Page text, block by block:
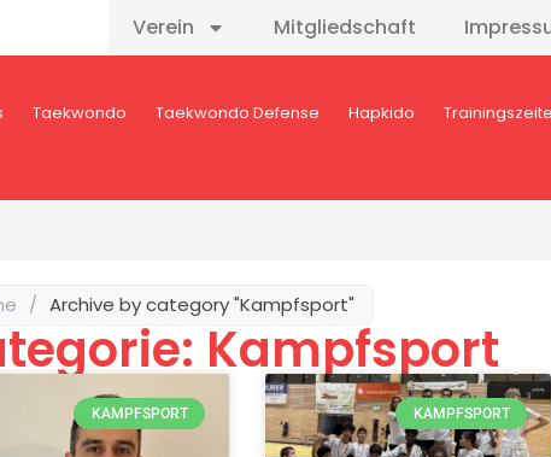
Verein Mitgliedschaft
Taekwondo Taekwondo Defense Hapkido
/ Archive by category "Kampfsport"
Kampfsport
KAMPFSPORT KAMPFSPORT